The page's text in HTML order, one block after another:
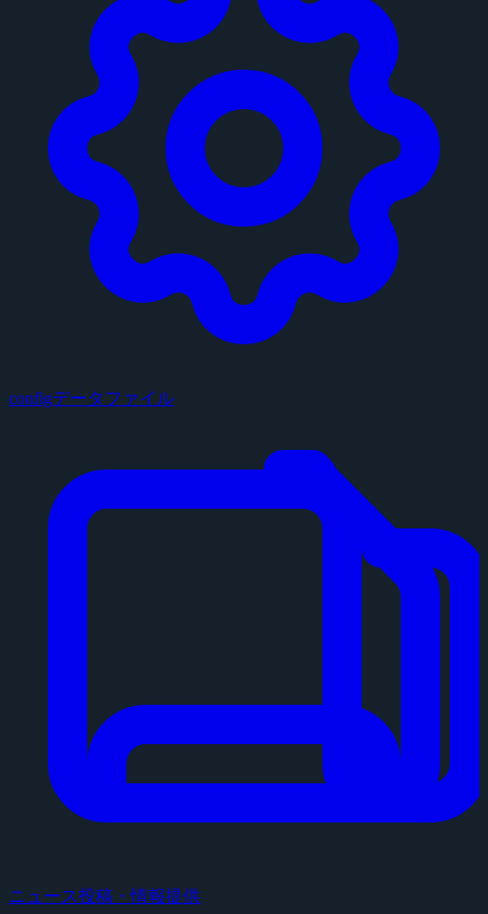
configデータファイル
ニュース投稿・情報提供